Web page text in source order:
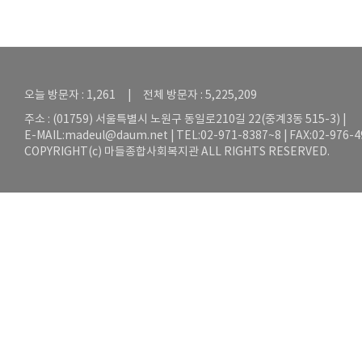
오늘 방문자 : 1,261 | 전체 방문자 : 5,225,209
주소 : (01759) 서울특별시 노원구 동일로210길 22(중계3동 515-3) |
E-MAIL:madeul@daum.net | TEL:02-971-8387~8 | FAX:02-976-
COPYRIGHT(c) 마들종합사회복지관 ALL RIGHTS RESERVED.